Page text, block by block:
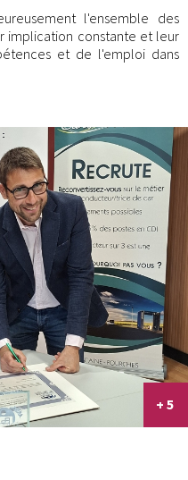
l'ensemble des
implication constante et leur
et de l'emploi dans
+ 5